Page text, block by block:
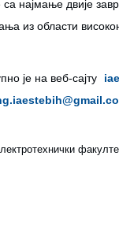
најмање двије
из области
је на веб-сајту